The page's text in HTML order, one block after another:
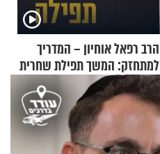
הרב רפאל אוחיון – המדריך
למתחזק: המשך תפילת שחרית
מאשרי ועד עלינו